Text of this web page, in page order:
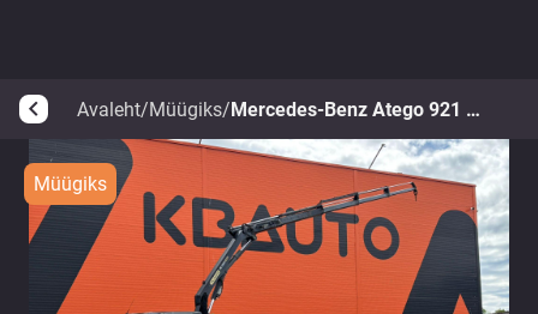
arrow_back_ios Avaleht/Müügiks/ Mercedes-Benz Atego 921 4x2
Müügiks